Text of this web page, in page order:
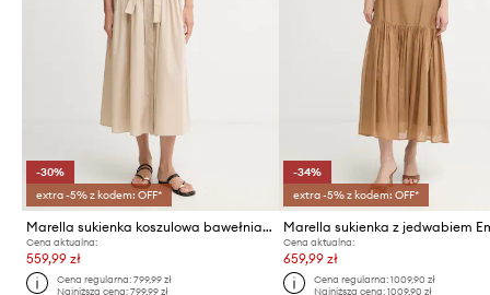
-30%
extra -5% z kodem: OFF*
Marella sukienka koszulowa bawełniana Emme by Marella
Cena aktualna:
559,99 zł
Cena regularna:799,99 zł
Najniższa cena:799,99 zł
-34%
extra -5% z kodem: OFF*
Cena aktualna:
659,99 zł
Cena regularna: 1009,90 zł
Najniższa cena: 1009,90 zł